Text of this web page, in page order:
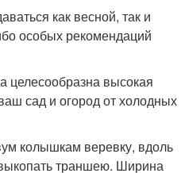
как весной, так и
особых рекомендаций
целесообразна высокая
сад и огород от холодных
колышкам веревку, вдоль
траншею. Ширина